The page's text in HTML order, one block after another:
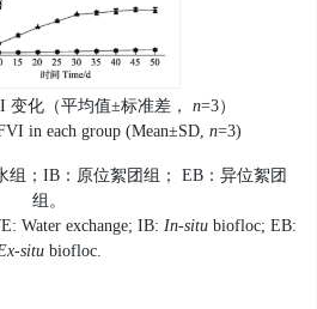
变化（平均值±标准差， n=3）
in each group (Mean±SD, n=3)
组；IB：原位絮团组； EB：异位絮团
组。
Water exchange; IB: In-situbiofloc; EB:
situ biofloc.